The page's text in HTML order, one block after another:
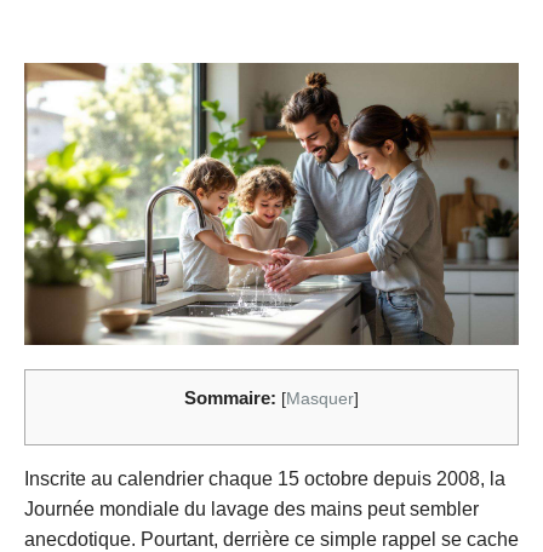
Sommaire: [Masquer]
Inscrite au calendrier chaque 15 octobre depuis 2008, la
Journée mondiale du lavage des mains peut sembler
anecdotique. Pourtant, derrière ce simple rappel se cache